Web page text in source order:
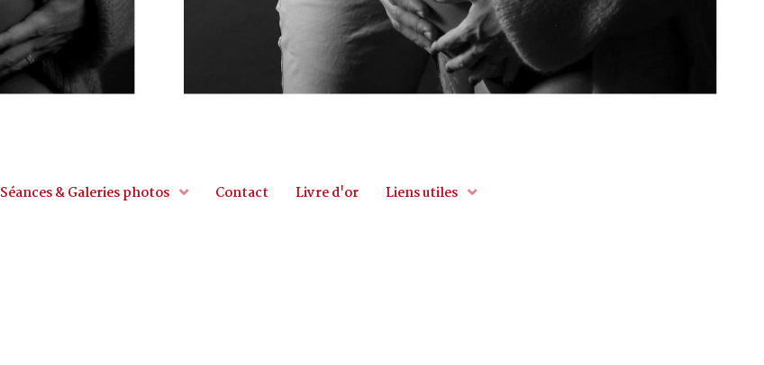
Séances & Galeries photos Contact Livre d'or Liens utiles